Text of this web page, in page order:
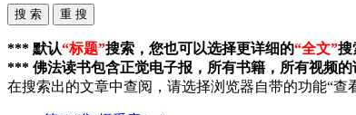
*** 默认“标题”搜索，您也可以选择更详细的“全文”搜
*** 佛法读书包含正觉电子报，所有书籍，所有视频
在搜索出的文章中查阅，请选择浏览器自带的功能“查